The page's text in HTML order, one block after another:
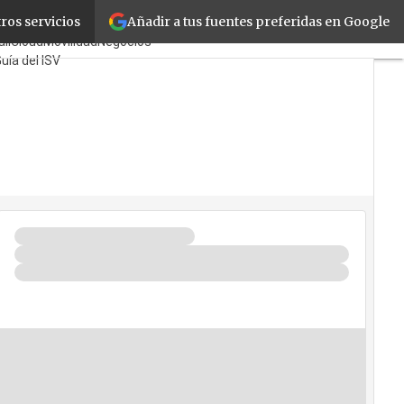
Añadir a tus fuentes preferidas en Google
serviciosTicPymes
CloudMovilidadNegocios
del ISV